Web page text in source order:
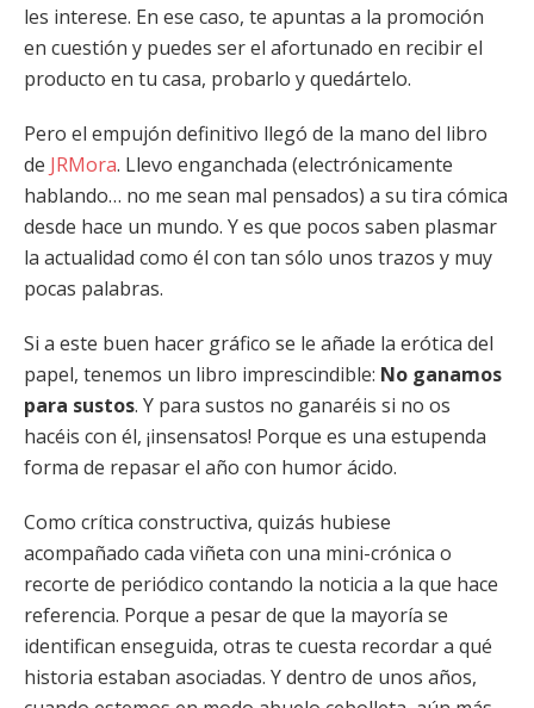
les interese. En ese caso, te apuntas a la promoción
en cuestión y puedes ser el afortunado en recibir el
producto en tu casa, probarlo y quedártelo.
Pero el empujón definitivo llegó de la mano del libro
de JRMora. Llevo enganchada (electrónicamente
hablando… no me sean mal pensados) a su tira cómica
desde hace un mundo. Y es que pocos saben plasmar
la actualidad como él con tan sólo unos trazos y muy
pocas palabras.
Si a este buen hacer gráfico se le añade la erótica del
papel, tenemos un libro imprescindible: No ganamos
para sustos. Y para sustos no ganaréis si no os
hacéis con él, ¡insensatos! Porque es una estupenda
forma de repasar el año con humor ácido.
Como crítica constructiva, quizás hubiese
acompañado cada viñeta con una mini-crónica o
recorte de periódico contando la noticia a la que hace
referencia. Porque a pesar de que la mayoría se
identifican enseguida, otras te cuesta recordar a qué
historia estaban asociadas. Y dentro de unos años,